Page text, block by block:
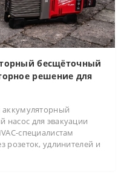
бесщёточный
решение для
для эвакуации
специалистам
розеток, удлинителей и